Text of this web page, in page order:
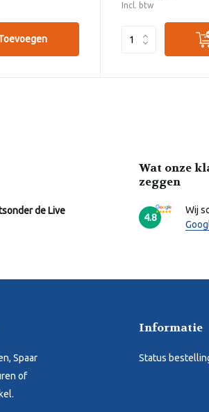
Incl. btw
de Live
Wat onze
zeggen
4.8
Wij
Spaar
of
Informatie
Status